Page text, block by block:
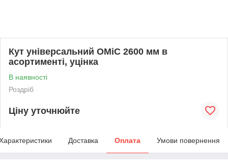
Кут універсальний ОМіС 2600 мм в
асортименті, уцінка
В наявності
Роздріб
Ціну уточнюйте
Доставка Оплата Умови повернення